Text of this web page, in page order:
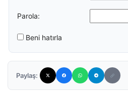
Parola:
Beni hatırla
Paylaş: